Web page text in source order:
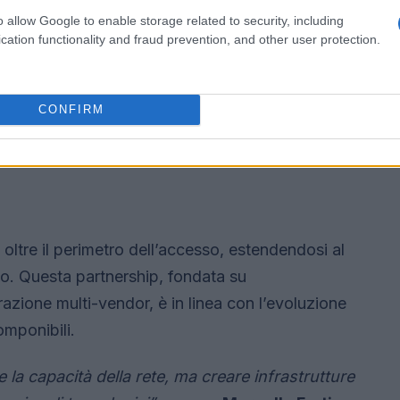
allow Google to enable storage related to security, including
functionality and fraud prevention, and other user protection.
CONFIRM
il perimetro dell’accesso, estendendosi al
Questa partnership, fondata su
multi-vendor, è in linea con l’evoluzione
la capacità della rete, ma creare infrastrutture